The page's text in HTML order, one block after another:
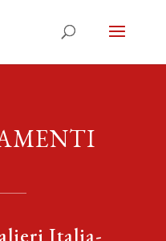
Italia-